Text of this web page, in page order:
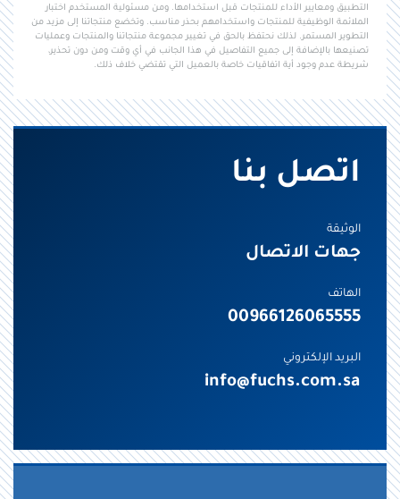
التطبيق ومعايير الأداء للمنتجات قبل استخدامها. ومن مسئولية المستخدم اختبار
الملائمة الوظيفية للمنتجات واستخدامهم بحذر مناسب. وتخضع منتجاتنا إلى مزيد من
التطوير المستمر. لذلك نحتفظ بالحق في تغيير مجموعة منتجاتنا والمنتجات وعمليات
تصنيعها بالإضافة إلى جميع التفاصيل في هذا الجانب في أي وقت ومن دون تحذير،
شريطة عدم وجود أية اتفاقيات خاصة بالعميل التي تقتضي خلاف ذلك.
اتصل بنا
الوثيقة
جهات الاتصال
الهاتف
00966126065555
البريد الإلكتروني
info@fuchs.com.sa